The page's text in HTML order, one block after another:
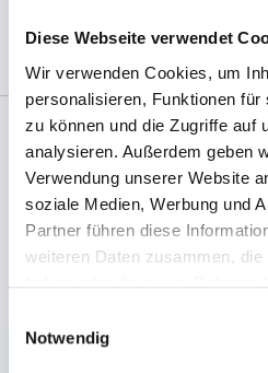
Diese Webseite verwendet
Wir verwenden Cookies, um
personalisieren, Funktionen
zu können und die Zugriffe auf
analysieren. Außerdem geben
Verwendung unserer Website
soziale Medien, Werbung und
Partner führen diese
weiteren Daten zusammen,
Notwendig
Angaben zur
Bullhamm 24-26, D-26441